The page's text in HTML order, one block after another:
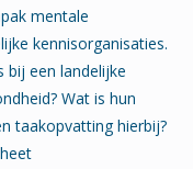
mentale
kennisorganisaties.
bij een landelijke
Wat is hun
taakopvatting hierbij?